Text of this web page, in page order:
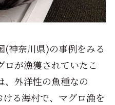
(神奈川県)の事例をみる
ロが漁獲されていたこ
、外洋性の魚種なの
る海村で、マグロ漁を